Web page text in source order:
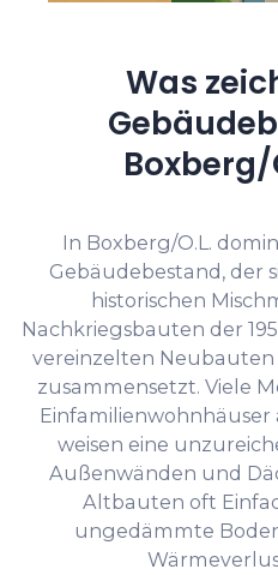
Was
Boxberg/
In Boxberg/O.L.
Gebäudebestand, der
historischen
Nachkriegsbauten der
vereinzelten
zusammensetzt. Viele
Einfamilienwohnhäuser
weisen eine
Außenwänden und
Altbauten oft
ungedämmte